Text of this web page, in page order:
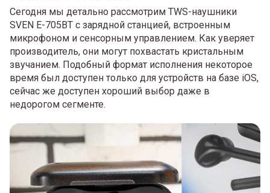
Сегодня мы детально рассмотрим TWS-наушники
SVEN E-705BT с зарядной станцией, встроенным
микрофоном и сенсорным управлением. Как уверяет
производитель, они могут похвастать кристальным
звучанием. Подобный формат исполнения некоторое
время был доступен только для устройств на базе iOS,
сейчас же доступен хороший выбор даже в
недорогом сегменте.